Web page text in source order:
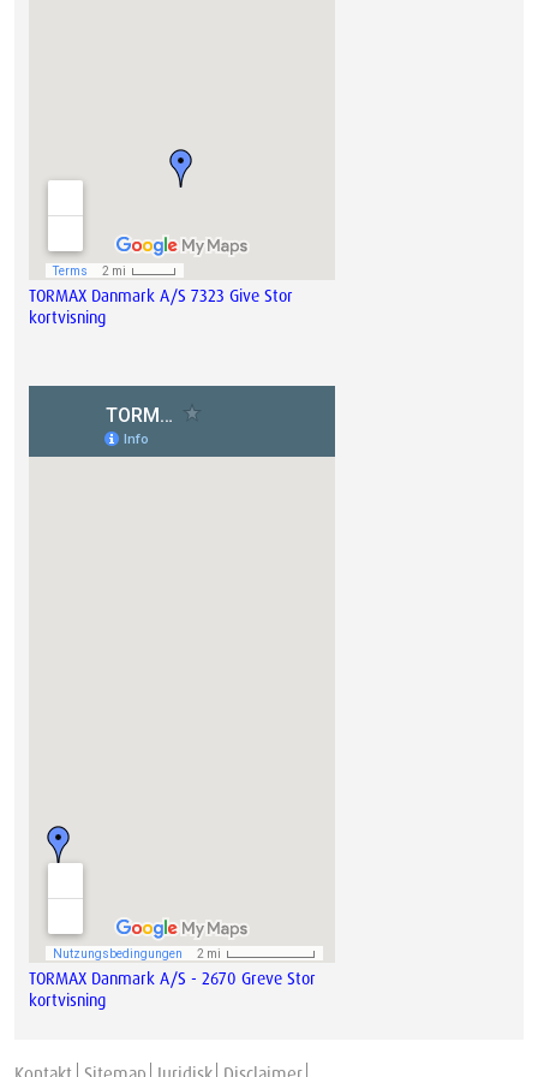
TORMAX Danmark A/S 7323 Give Stor
kortvisning
TORMAX Danmark A/S - 2670 Greve Stor
kortvisning